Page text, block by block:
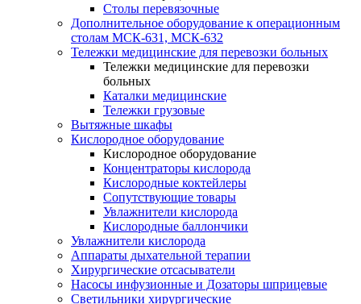
Столы перевязочные
Дополнительное оборудование к операционным
столам МСК-631, МСК-632
Тележки медицинские для перевозки больных
Тележки медицинские для перевозки
больных
Каталки медицинские
Тележки грузовые
Вытяжные шкафы
Кислородное оборудование
Кислородное оборудование
Концентраторы кислорода
Кислородные коктейлеры
Сопутствующие товары
Увлажнители кислорода
Кислородные баллончики
Увлажнители кислорода
Аппараты дыхательной терапии
Хирургические отсасыватели
Насосы инфузионные и Дозаторы шприцевые
Светильники хирургические